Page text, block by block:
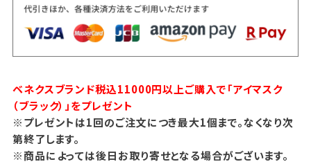
ベネクスブランド税込11000円以上ご購入で「アイマスク
（ブラック）」をプレゼント
※プレゼントは1回のご注文につき最大1個まで。なくなり次
第終了します。
※商品によっては後日お取り寄せとなる場合がございます。